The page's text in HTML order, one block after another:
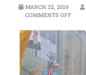
MARCH 22, 2019
COMMENTS OFFON